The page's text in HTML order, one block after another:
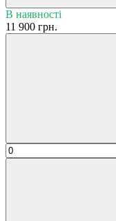
В наявності
11 900 грн.